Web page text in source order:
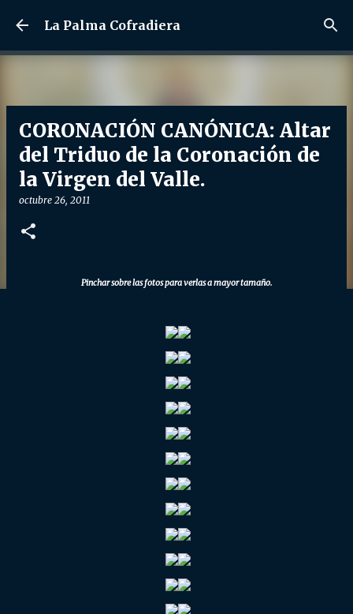
Ir al contenido principal
La Palma Cofradiera
CORONACIÓN CANÓNICA: Altar
del Triduo de la Coronación de
la Virgen del Valle.
octubre 26, 2011
Pinchar sobre las fotos para verlas a mayor tamaño.